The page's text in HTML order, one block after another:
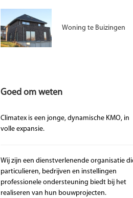
Woning te Buizingen
Goed om weten
Climatex is een jonge, dynamische KMO, in
volle expansie.
Wij zijn een dienstverlenende organisatie
particulieren, bedrijven en instellingen
professionele ondersteuning biedt bij het
realiseren van hun bouwprojecten.